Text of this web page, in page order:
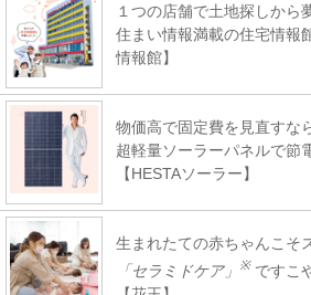
１つの店舗で土地探しから
住まい情報満載の住宅情報
情報館】
物価高で固定費を見直すな
超軽量ソーラーパネルで節
【HESTAソーラー】
生まれたての赤ちゃんこそ
「セラミドケア」
※ ですこ